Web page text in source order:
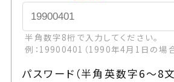
半角数字8桁で入力してください。
例：19900401（1990年4月1日の場合
パスワード（半角英数字6～8文